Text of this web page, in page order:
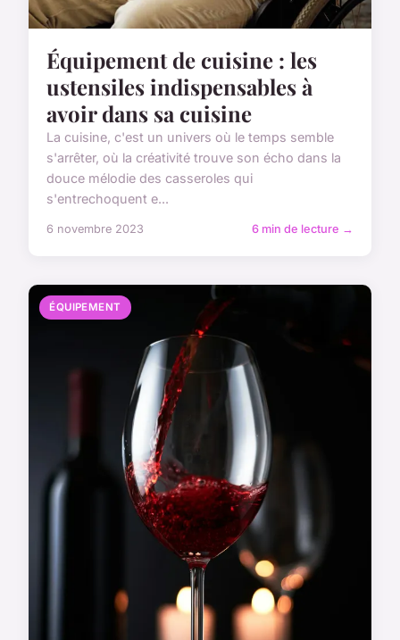
Équipement de cuisine : les
ustensiles indispensables à
avoir dans sa cuisine
La cuisine, c'est un univers où le temps semble
s'arrêter, où la créativité trouve son écho dans la
douce mélodie des casseroles qui
s'entrechoquent e...
6 novembre 2023 6 min de lecture →
ÉQUIPEMENT